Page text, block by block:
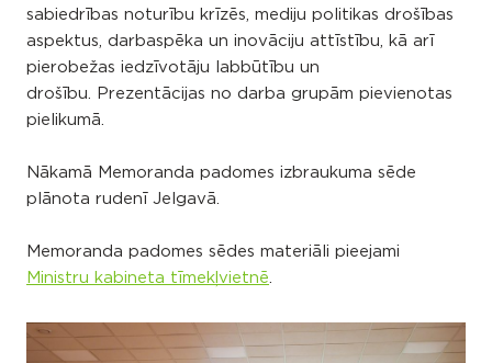
sabiedrības noturību krīzēs, mediju politikas drošības
aspektus, darbaspēka un inovāciju attīstību, kā arī
pierobežas iedzīvotāju labbūtību un
drošību. Prezentācijas no darba grupām pievienotas
pielikumā.
Nākamā Memoranda padomes izbraukuma sēde
plānota rudenī Jelgavā.
Memoranda padomes sēdes materiāli pieejami
Ministru kabineta tīmekļvietnē.